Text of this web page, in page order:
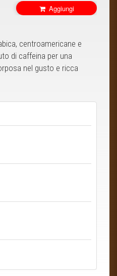
Aggiungi
centroamericane e
di caffeina per una
nel gusto e ricca